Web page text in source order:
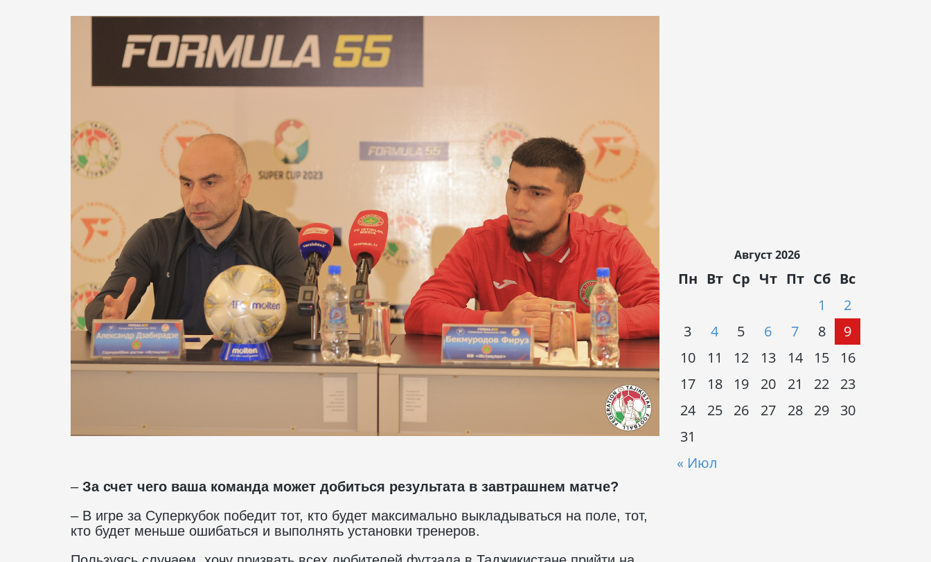
– За счет чего ваша команда может добиться результата в завтрашнем матче?
– В игре за Суперкубок победит тот, кто будет максимально выкладываться на поле, тот,
кто будет меньше ошибаться и выполнять установки тренеров.
Август 2026
Пн Вт Ср Чт Пт Сб Вс
« Июл
1
2
3
4 5 6 7 8
9
10
11 12 13 14 15
16
17
18 19 20 21 22
23
24
25 26 27 28 29
30
31